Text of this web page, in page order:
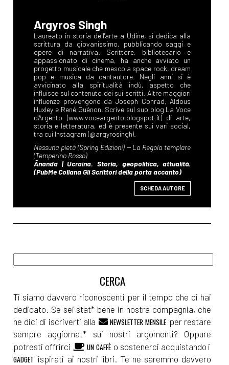
Argyros Singh
SCHEDA AUTORE
Ti siamo davvero riconoscenti per il tempo che ci hai
dedicato. Se sei stat* bene in nostra compagnia, che
ne dici di iscriverti alla
NEWSLETTER MENSILE per restare
sempre aggiornat* sui nostri argomenti? Oppure
potresti offrirci
UN CAFFÈ o sostenerci acquistando i
GADGET ispirati ai nostri libri. Te ne saremmo davvero